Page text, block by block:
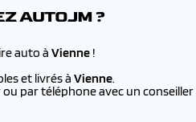
AUTOJM ?
auto à Vienne !
et livrés à Vienne.
par téléphone avec un conseiller